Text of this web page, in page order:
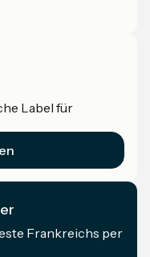
Label für
Frankreichs per